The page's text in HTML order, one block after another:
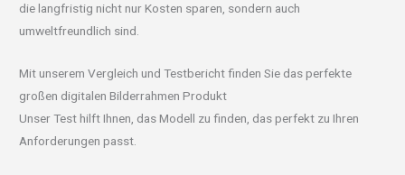
die langfristig nicht nur Kosten sparen, sondern auch
umweltfreundlich sind.
Mit unserem Vergleich und Testbericht finden Sie das perfekte
großen digitalen Bilderrahmen Produkt
Unser Test hilft Ihnen, das Modell zu finden, das perfekt zu Ihren
Anforderungen passt.